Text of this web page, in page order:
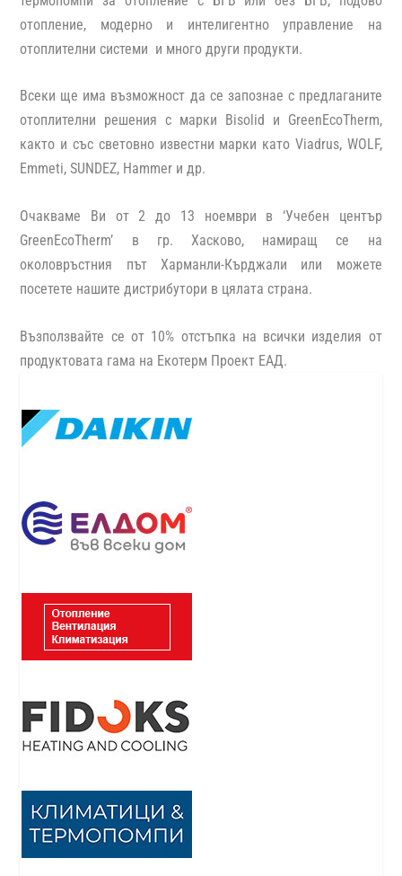
отопление, модерно и интелигентно управление на
отоплителни системи и много други продукти.
Всеки ще има възможност да се запознае с предлаганите
отоплителни решения с марки Bisolid и GreenEcoTherm,
както и със световно известни марки като Viadrus, WOLF,
Emmeti, SUNDEZ, Hammer и др.
Очакваме Ви от 2 до 13 ноември в ‘Учебен център
GreenEcoTherm’ в гр. Хасково, намиращ се на
околовръстния път Харманли-Кърджали или можете
посетете нашите дистрибутори в цялата страна.
Възползвайте се от 10% отстъпка на всички изделия от
продуктовата гама на Екотерм Проект ЕАД.